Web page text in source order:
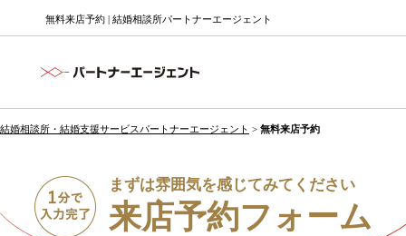
無料来店予約 | 結婚相談所パートナーエージェント
結婚相談所・結婚支援サービスパートナーエージェント > 無料来店予約
まずは雰囲気を感じてみてください
来店予約フォーム